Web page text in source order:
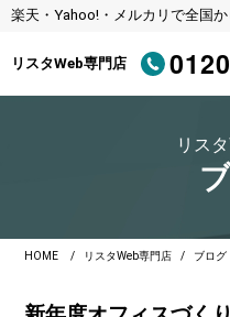
楽天・Yahoo!・メルカリで全国
リスタWeb専門店
リス
HOME リスタWeb専門店 ブログ